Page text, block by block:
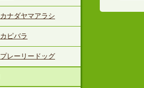
カナダヤマアラシ
カピバラ
プレーリードッグ